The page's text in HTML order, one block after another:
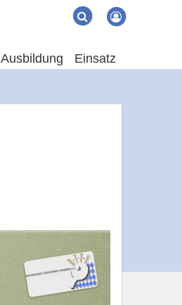
Suche Suchen
Ausbildung Einsatz